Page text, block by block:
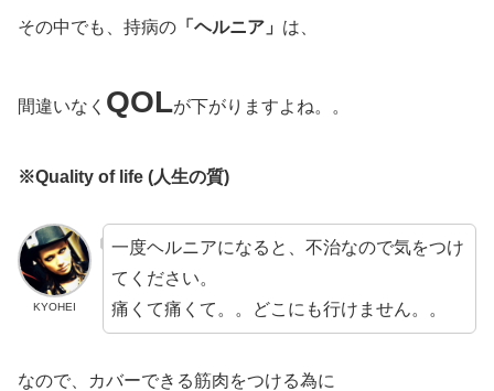
その中でも、持病の 「ヘルニア」 は、
間違いなく QOLが下がりますよね。。
※Quality of life (人生の質)
KYOHEI
一度ヘルニアになると、不治なので気をつけ
てください。
痛くて痛くて。。どこにも行けません。。
なので、カバーできる筋肉をつける為に